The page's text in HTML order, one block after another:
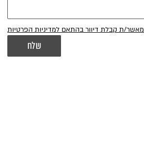
מאשר/ת קבלת דיוור בהתאם למדיניות הפרטיות